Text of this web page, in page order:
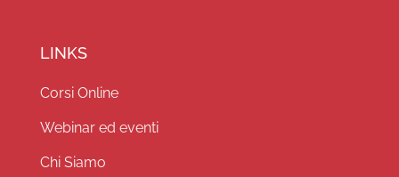
LINKS
Corsi Online
Webinar ed eventi
Chi Siamo